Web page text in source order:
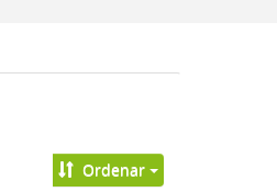
Ordenar